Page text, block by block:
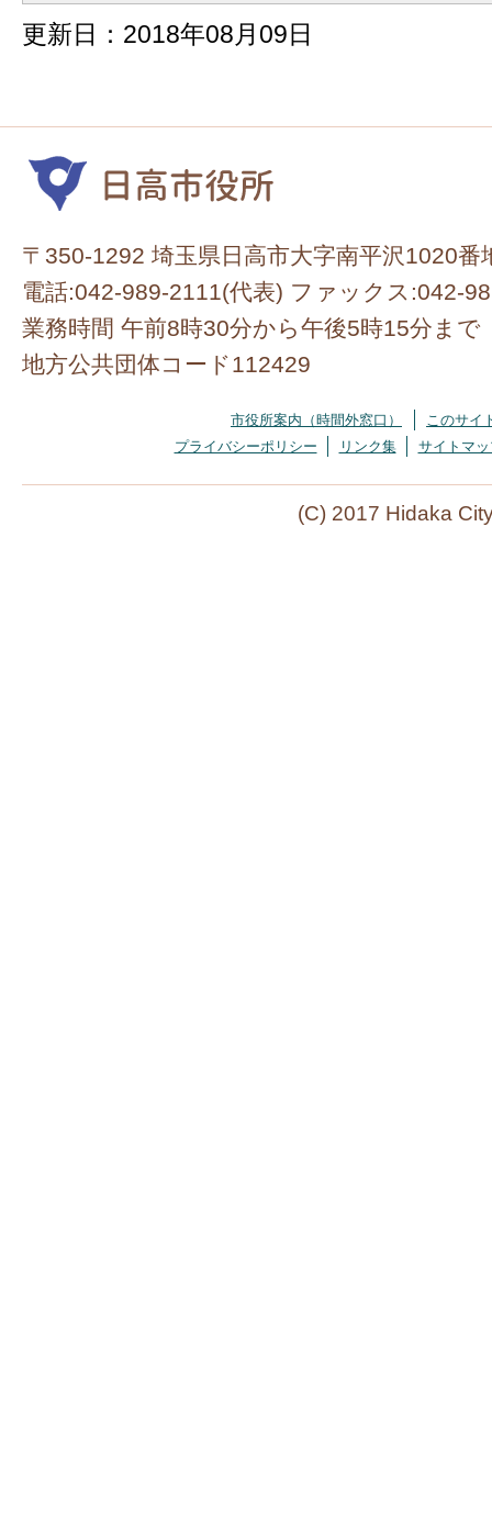
更新日：2018年08月09日
〒350-1292 埼玉県日高市大字南平沢1020番
電話:042-989-2111(代表) ファックス:042-
業務時間 午前8時30分から午後5時15分まで
地方公共団体コード112429
市役所案内（時間外窓口）
このサイ
プライバシーポリシー
リンク集 サイトマッ
(C) 2017 Hidaka